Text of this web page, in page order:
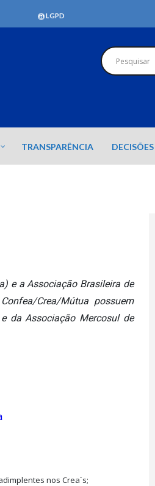
LGPD
TRANSPARÊNCIA DECISÕES
e a Associação Brasileira de
Crea/Mútua possuem
da Associação Mercosul de
nos Crea´s;